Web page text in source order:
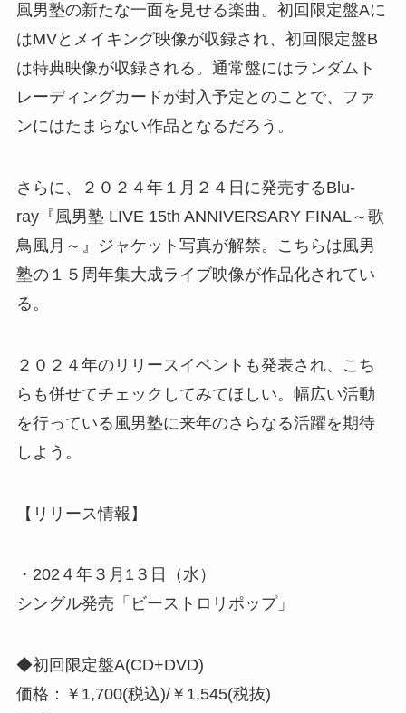
風男塾の新たな一面を見せる楽曲。初回限定盤Aに
はMVとメイキング映像が収録され、初回限定盤B
は特典映像が収録される。通常盤にはランダムト
レーディングカードが封入予定とのことで、ファ
ンにはたまらない作品となるだろう。
さらに、２０２４年１月２４日に発売するBlu-
ray『風男塾 LIVE 15th ANNIVERSARY FINAL～歌
鳥風月～』ジャケット写真が解禁。こちらは風男
塾の１５周年集大成ライブ映像が作品化されてい
る。
２０２４年のリリースイベントも発表され、こち
らも併せてチェックしてみてほしい。幅広い活動
を行っている風男塾に来年のさらなる活躍を期待
しよう。
【リリース情報】
・202４年３月1３日（水）
シングル発売「ビーストロリポップ」
◆初回限定盤A(CD+DVD)
価格：￥1,700(税込)/￥1,545(税抜)